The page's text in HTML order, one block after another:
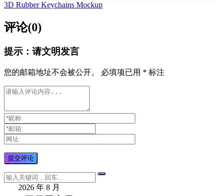
3D Rubber Keychains Mockup
评论(0)
提示：请文明发言
您的邮箱地址不会被公开。 必填项已用 * 标注
2026 年 8 月